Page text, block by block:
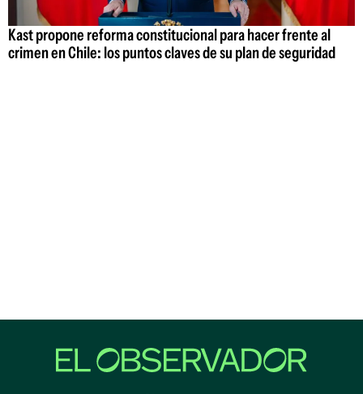
Kast propone reforma constitucional para hacer frente al
crimen en Chile: los puntos claves de su plan de seguridad